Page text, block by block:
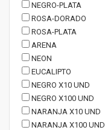
NEGRO-PLATA
ROSA-DORADO
ROSA-PLATA
ARENA
NEON
EUCALIPTO
NEGRO X10 UND
NEGRO X100 UND
NARANJA X10 UND
NARANJA X100 UND